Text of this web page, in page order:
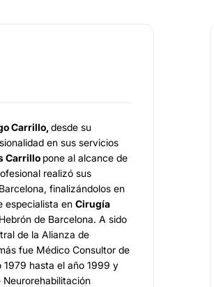
Carrillo, desde su
en sus servicios
Carrillo pone al alcance de
realizó sus
finalizándolos en
especialista en Cirugía
de Barcelona. A sido
de la Alianza de
fue Médico Consultor de
1979 hasta el año 1999 y